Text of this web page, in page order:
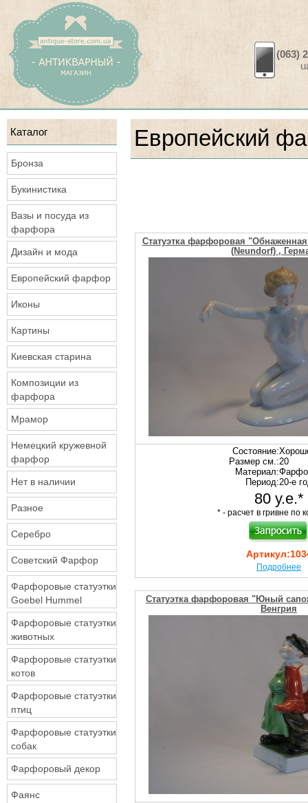
(063)
Каталог
Бронза
Букинистика
Вазы и посуда из
фарфора
Дизайн и мода
Европейский фарфор
Иконы
Картины
Киевская старина
Композиции из
фарфора
Мрамор
Немецкий кружевной
фарфор
Нет в наличии
Разное
Серебро
Советский Фарфор
Фарфоровые статуэтки
Goebel Hummel
Фарфоровые статуэтки
животных
Фарфоровые статуэтки
котов
Фарфоровые статуэтки
птиц
Фарфоровые статуэтки
собак
Фарфоровый декор
Фаянс
Европейский
Статуэтка фарфоровая
(Neundorf) ,
Состояние:
Размер см.:20
Материал:
Период:20-е
80 у.е.*
* - расчет в гривне по
Артикул:
Подробнее
Статуэтка фарфоровая "Юный
Венгрия